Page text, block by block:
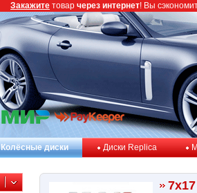
Колёсные диски Диски Replica
Закажите товар через интернет! Вы